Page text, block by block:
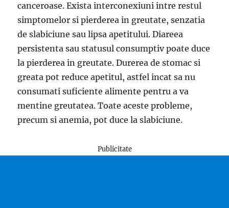
canceroase. Exista interconexiuni intre restul
simptomelor si pierderea in greutate, senzatia
de slabiciune sau lipsa apetitului. Diareea
persistenta sau statusul consumptiv poate duce
la pierderea in greutate. Durerea de stomac si
greata pot reduce apetitul, astfel incat sa nu
consumati suficiente alimente pentru a va
mentine greutatea. Toate aceste probleme,
precum si anemia, pot duce la slabiciune.
Publicitate